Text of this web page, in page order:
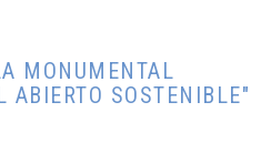
MONUMENTAL
ABIERTO SOSTENIBLE"